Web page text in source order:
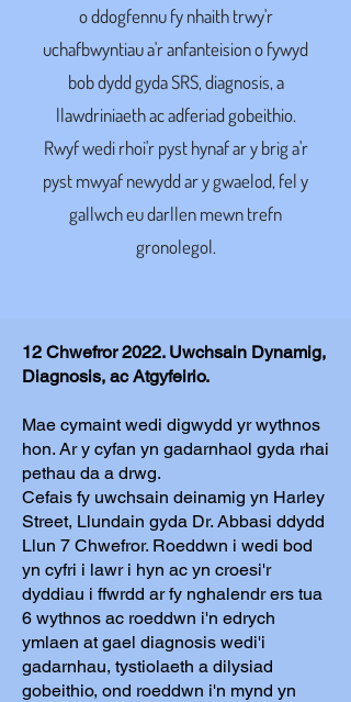
o ddogfennu fy nhaith trwy'r
uchafbwyntiau a'r anfanteision o fywyd
bob dydd gyda SRS, diagnosis, a
llawdriniaeth ac adferiad gobeithio.
Rwyf wedi rhoi'r pyst hynaf ar y brig a'r
pyst mwyaf newydd ar y gwaelod, fel y
gallwch eu darllen mewn trefn
gronolegol.
12 Chwefror 2022. Uwchsain Dynamig,
Diagnosis, ac Atgyfeirio.
Mae cymaint wedi digwydd yr wythnos
hon. Ar y cyfan yn gadarnhaol gyda rhai
pethau da a drwg.
Cefais fy uwchsain deinamig yn Harley
Street, Llundain gyda Dr. Abbasi ddydd
Llun 7 Chwefror. Roeddwn i wedi bod
yn cyfri i lawr i hyn ac yn croesi'r
dyddiau i ffwrdd ar fy nghalendr ers tua
6 wythnos ac roeddwn i'n edrych
ymlaen at gael diagnosis wedi'i
gadarnhau, tystiolaeth a dilysiad
gobeithio, ond roeddwn i'n mynd yn